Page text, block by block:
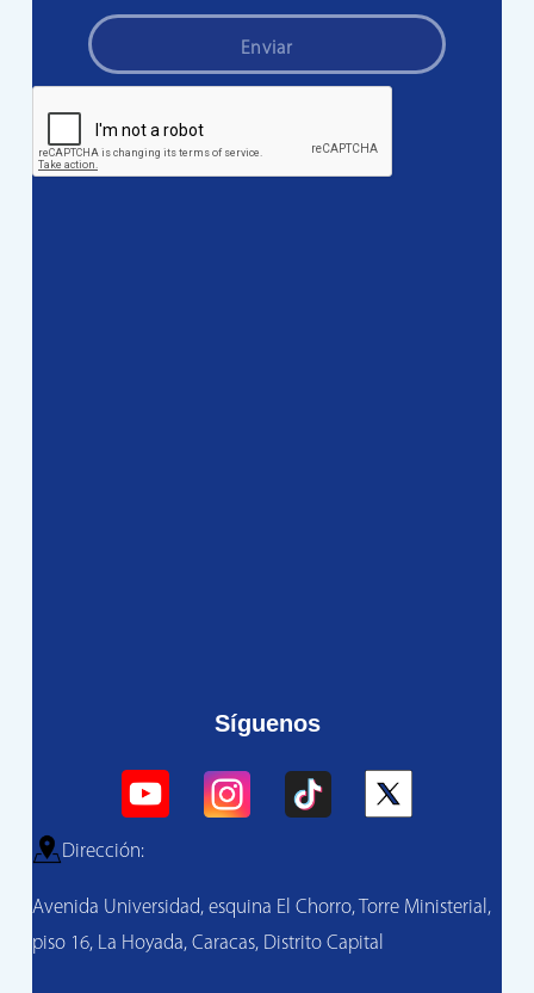
Enviar
Síguenos
Dirección:
Avenida Universidad, esquina El Chorro, Torre Ministerial,
piso 16, La Hoyada, Caracas, Distrito Capital